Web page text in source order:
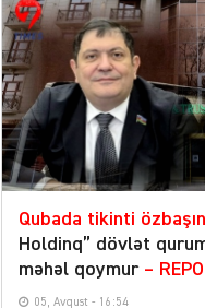
Qubada tikinti
Holdinq” dövlət
məhəl qoymur –
05, Avqust - 16:54